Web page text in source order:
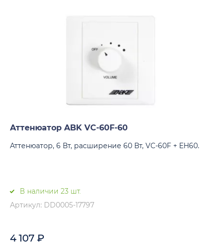
Аттенюатор ABK VC-60F-60
Аттенюатор, 6 Вт, расширение 60 Вт, VC-60F + EH60.
В наличии 23 шт.
Артикул: DD0005-17797
4 107 ₽